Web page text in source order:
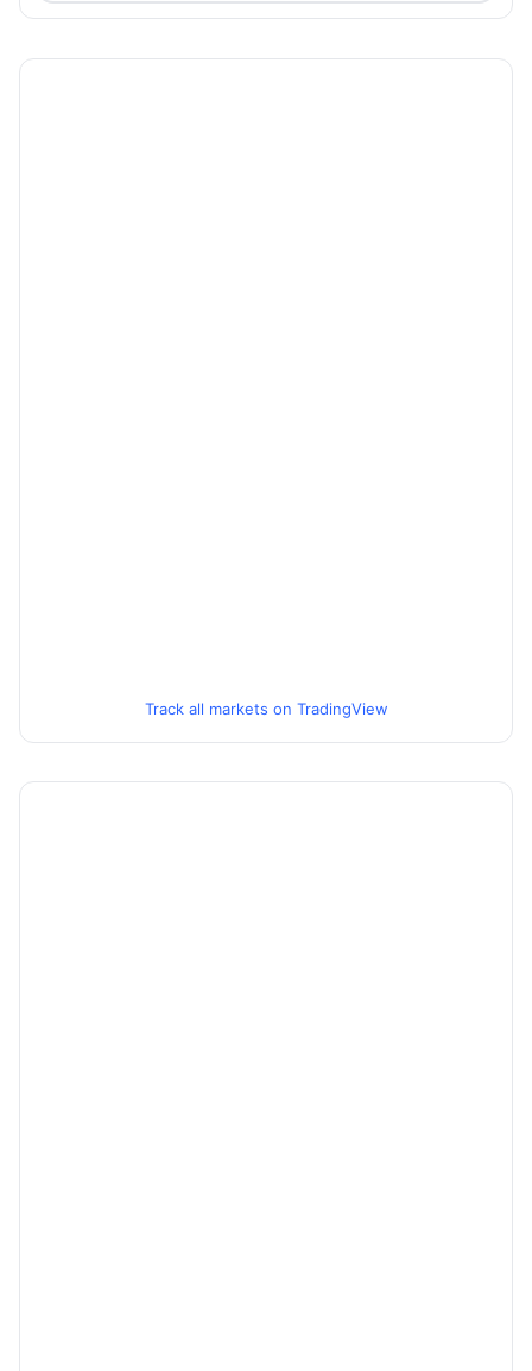
Track all markets on TradingView